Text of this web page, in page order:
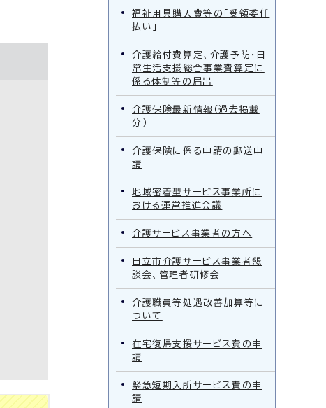
福祉用具購入費等の「受領委任
払い」
介護給付費算定、介護予防・日
常生活支援総合事業費算定に
係る体制等の届出
介護保険最新情報（過去掲載
分）
介護保険に係る申請の郵送申
請
地域密着型サービス事業所に
おける運営推進会議
介護サービス事業者の方へ
日立市介護サービス事業者懇
談会、管理者研修会
介護職員等処遇改善加算等に
ついて
在宅復帰支援サービス費の申
請
緊急短期入所サービス費の申
請